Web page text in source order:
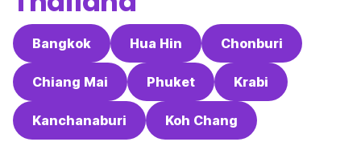
Bangkok Hua Hin Chonburi
Chiang Mai Phuket Krabi
Kanchanaburi Koh Chang